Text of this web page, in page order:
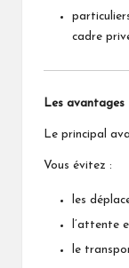
cadre
Les avantages
Le principal
Vous évitez :
les
l’attente
le